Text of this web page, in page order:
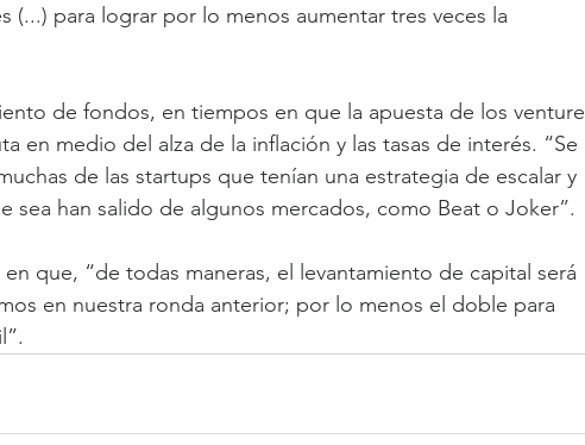
(...) para lograr por lo menos aumentar tres veces la
de fondos, en tiempos en que la apuesta de los venture
en medio del alza de la inflación y las tasas de interés. “Se
de las startups que tenían una estrategia de escalar y
sea han salido de algunos mercados, como Beat o Joker”.
que, “de todas maneras, el levantamiento de capital será
en nuestra ronda anterior; por lo menos el doble para